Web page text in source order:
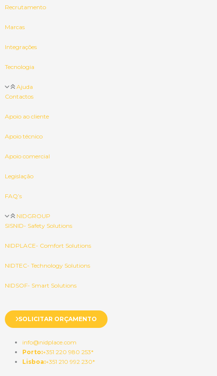
Recrutamento
Marcas
Integrações
Tecnologia
Ajuda
Contactos
Apoio ao cliente
Apoio técnico
Apoio comercial
Legislação
FAQ’s
NIDGROUP
SISNID- Safety Solutions
NIDPLACE- Comfort Solutions
NIDTEC- Technology Solutions
NIDSOF- Smart Solutions
SOLICITAR ORÇAMENTO
info@nidplace.com
Porto:+351 220 980 253*
Lisboa:+351 210 992 230*